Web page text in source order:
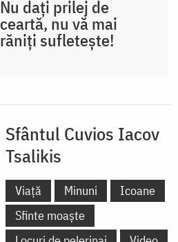
Nu dați prilej de
ceartă, nu vă mai
răniți sufletește!
Sfântul Cuvios Iacov
Tsalikis
Viață Minuni
Icoane
Sfinte moaște